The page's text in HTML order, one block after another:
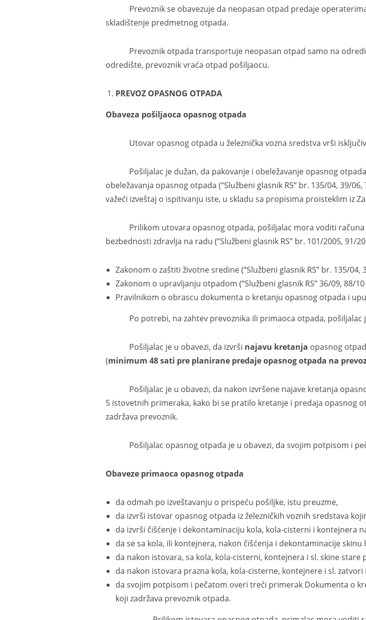
Prevoznik se obavezuje da neopasan otpad predaje
skladištenje predmetnog otpada.
Prevoznik otpada transportuje neopasan otpad samo na
odredište, prevoznik vraća otpad pošiljaocu.
PREVOZ OPASNOG OTPADA
Obaveza pošiljaoca opasnog otpada
Utovar opasnog otpada u železnička vozna sredstva vrši
Pošiljalac je dužan, da pakovanje i obeležavanje opasnog otpada
obeležavanja opasnog otpada (“Službeni glasnik RS” br. 135/04, 39/
važeći izveštaj o ispitivanju iste, u skladu sa propisima proisteklim iz
Prilikom utovara opasnog otpada, pošiljalac mora voditi računa
bezbednosti zdravlja na radu (“Službeni glasnik RS” br. 101/2005, 91/
Zakonom o zaštiti životne sredine (“Službeni glasnik RS” br. 135/04,
Zakonom o upravljanju otpadom (“Službeni glasnik RS” 36/09, 88/10
Pravilnikom o obrascu dokumenta o kretanju opasnog otpada i
Po potrebi, na zahtev prevoznika ili primaoca otpada, pošiljalac
Pošiljalac je u obavezi, da izvrši najavu kretanja opasnog
(minimum 48 sati pre planirane predaje opasnog otpada na
Pošiljalac je u obavezi, da nakon izvršene najave kretanja
5 istovetnih primeraka, kako bi se pratilo kretanje i predaja opasnog
zadržava prevoznik.
Pošiljalac opasnog otpada je u obavezi, da svojim potpisom i
Obaveze primaoca opasnog otpada
da odmah po izveštavanju o prispeću pošiljke, istu preuzme,
da izvrši istovar opasnog otpada iz železničkih voznih sredstava
da izvrši čišćenje i dekontaminaciju kola, kola-cisterni i kontejnera
da se sa kola, ili kontejnera, nakon čišćenja i dekontaminacije skinu
da nakon istovara, sa kola, kola-cisterni, kontejnera i sl. skine stare
da nakon istovara prazna kola, kola-cisterne, kontejnere i sl.
da svojim potpisom i pečatom overi treći primerak Dokumenta o
koji zadržava prevoznik otpada.